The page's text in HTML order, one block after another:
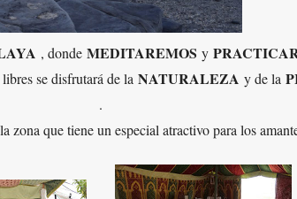
, donde MEDITAREMOS y
se disfrutará de la NATURALEZA y de la
.
zona que tiene un especial atractivo para los